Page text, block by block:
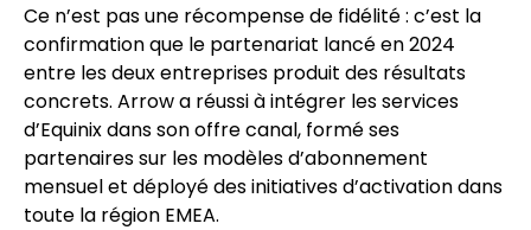
Ce n’est pas une récompense de fidélité : c’est la
confirmation que le partenariat lancé en 2024
entre les deux entreprises produit des résultats
concrets. Arrow a réussi à intégrer les services
d’Equinix dans son offre canal, formé ses
partenaires sur les modèles d’abonnement
mensuel et déployé des initiatives d’activation dans
toute la région EMEA.